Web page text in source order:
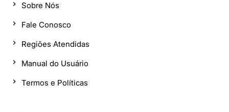
Sobre Nós
Fale Conosco
Regiões Atendidas
Manual do Usuário
Termos e Políticas